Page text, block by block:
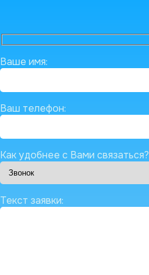
Ваше имя:
Ваш телефон:
Как удобнее с Вами связаться?
Текст заявки: